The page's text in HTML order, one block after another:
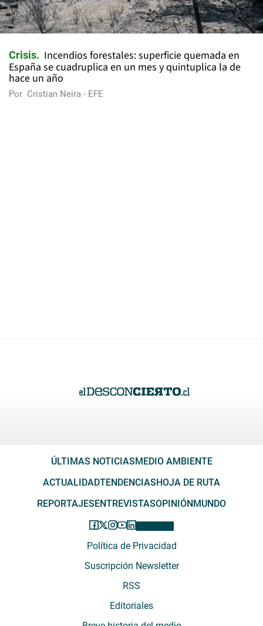
Crisis
Incendios forestales: superficie quemada en
España se cuadruplica en un mes y quintuplica la de
hace un año
Por Cristian Neira - EFE
ÚLTIMAS NOTICIASMEDIO AMBIENTE
ACTUALIDADTENDENCIASHOJA DE RUTA
REPORTAJESENTREVISTASOPINIÓNMUNDO
Política de Privacidad
Suscripción Newsletter
RSS
Editoriales